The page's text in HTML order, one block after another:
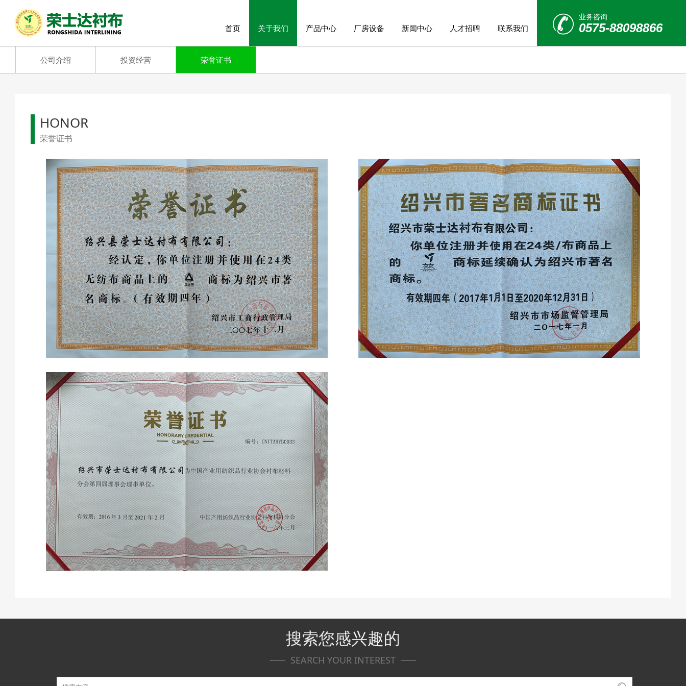
业务咨询
0575-88098866
首页 关于我们 产品中心 厂房设备 新闻中心 人才招聘 联系我们
公司介绍 投资经营 荣誉证书
HONOR
荣誉证书
搜索您感兴趣的
SEARCH YOUR INTEREST